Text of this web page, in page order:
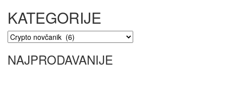
KATEGORIJE
NAJPRODAVANIJE